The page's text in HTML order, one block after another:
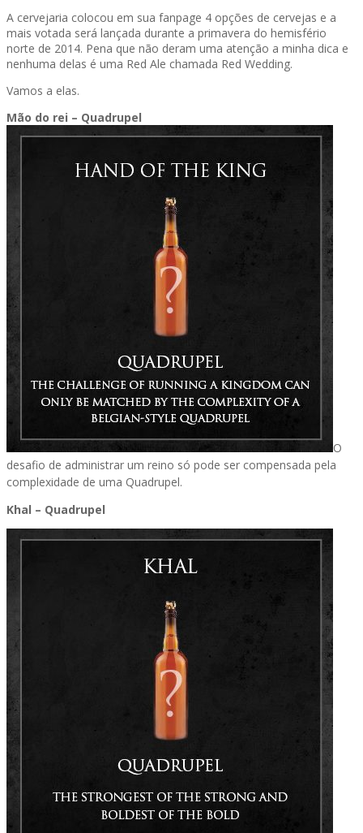
A cervejaria colocou em sua fanpage 4 opções de cervejas e a
mais votada será lançada durante a primavera do hemisfério
norte de 2014. Pena que não deram uma atenção a minha dica e
nenhuma delas é uma Red Ale chamada Red Wedding.
Vamos a elas.
Mão do rei – Quadrupel
O
desafio de administrar um reino só pode ser compensada pela
complexidade de uma Quadrupel.
Khal – Quadrupel